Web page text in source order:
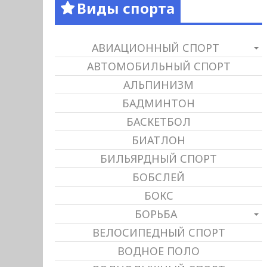
Виды спорта
АВИАЦИОННЫЙ СПОРТ
АВТОМОБИЛЬНЫЙ СПОРТ
АЛЬПИНИЗМ
БАДМИНТОН
БАСКЕТБОЛ
БИАТЛОН
БИЛЬЯРДНЫЙ СПОРТ
БОБСЛЕЙ
БОКС
БОРЬБА
ВЕЛОСИПЕДНЫЙ СПОРТ
ВОДНОЕ ПОЛО